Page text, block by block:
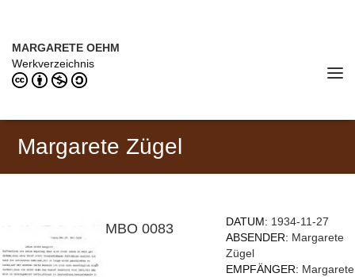
MARGARETE OEHM
Werkverzeichnis
Margarete Zügel
MBO 0083 DATUM: 1934-11-27
ABSENDER: Margarete
Zügel
EMPFÄNGER: Margarete